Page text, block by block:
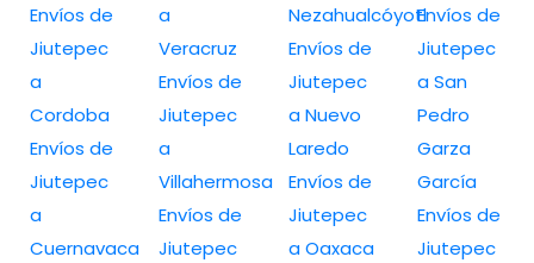
Envíos de
Jiutepec
a
Cordoba
Envíos de
Jiutepec
a
Cuernavaca
a
Veracruz
Envíos de
Jiutepec
a
Villahermosa
Envíos de
Jiutepec
Nezahualcóyotl
Envíos de
Jiutepec
a Nuevo
Laredo
Envíos de
Jiutepec
a Oaxaca
Envíos de
Jiutepec
a San
Pedro
Garza
García
Envíos de
Jiutepec